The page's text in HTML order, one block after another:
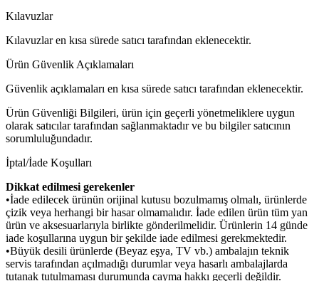
Kılavuzlar
Kılavuzlar en kısa sürede satıcı tarafından eklenecektir.
Ürün Güvenlik Açıklamaları
Güvenlik açıklamaları en kısa sürede satıcı tarafından eklenecektir.
Ürün Güvenliği Bilgileri, ürün için geçerli yönetmeliklere uygun
olarak satıcılar tarafından sağlanmaktadır ve bu bilgiler satıcının
sorumluluğundadır.
İptal/İade Koşulları
Dikkat edilmesi gerekenler
•İade edilecek ürünün orijinal kutusu bozulmamış olmalı, ürünlerde
çizik veya herhangi bir hasar olmamalıdır. İade edilen ürün tüm yan
ürün ve aksesuarlarıyla birlikte gönderilmelidir. Ürünlerin 14 günde
iade koşullarına uygun bir şekilde iade edilmesi gerekmektedir.
•Büyük desili ürünlerde (Beyaz eşya, TV vb.) ambalajın teknik
servis tarafından açılmadığı durumlar veya hasarlı ambalajlarda
tutanak tutulmaması durumunda cayma hakkı geçerli değildir.